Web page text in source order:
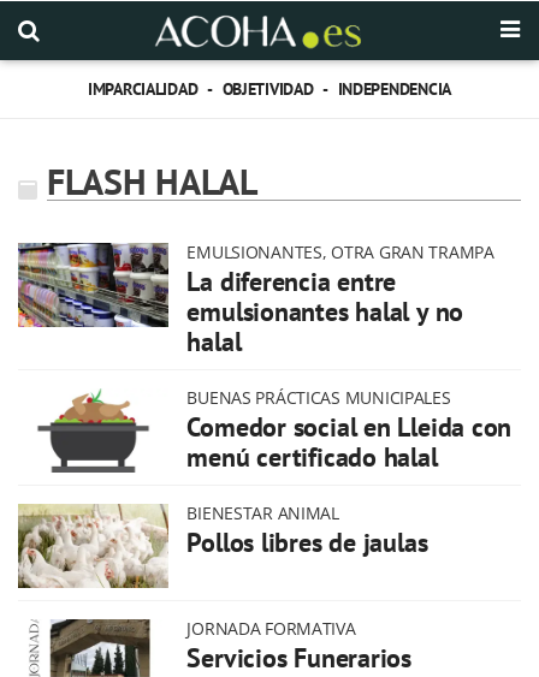
IMPARCIALIDAD - OBJETIVIDAD - INDEPENDENCIA
FLASH HALAL
EMULSIONANTES, OTRA GRAN TRAMPA
La diferencia entre
emulsionantes halal y no
halal
BUENAS PRÁCTICAS MUNICIPALES
Comedor social en Lleida con
menú certificado halal
BIENESTAR ANIMAL
Pollos libres de jaulas
JORNADA FORMATIVA
Servicios Funerarios